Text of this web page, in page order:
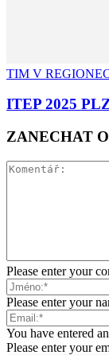
TIM V
ITEP 2025
ZANECHAT
Please enter your
Please enter your
You have entered
Please enter your